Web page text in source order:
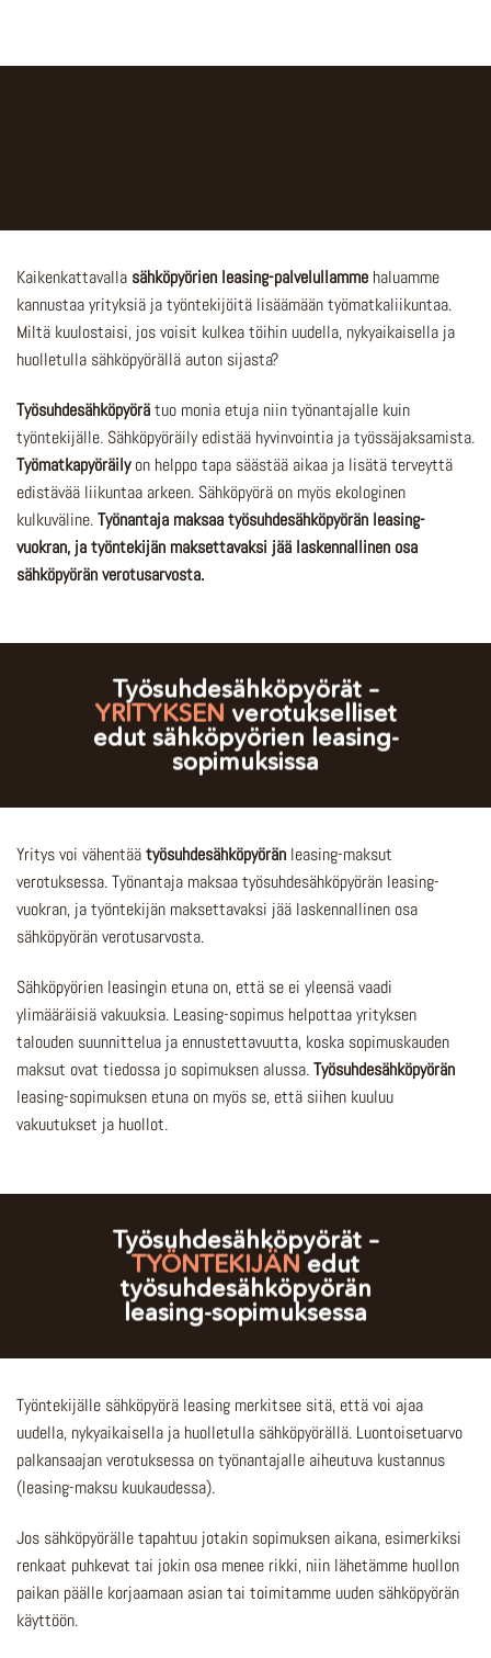
Kaikenkattavalla sähköpyörien leasing-palvelullamme haluamme
kannustaa yrityksiä ja työntekijöitä lisäämään työmatkaliikuntaa.
Miltä kuulostaisi, jos voisit kulkea töihin uudella, nykyaikaisella ja
huolletulla sähköpyörällä auton sijasta?
Työsuhdesähköpyörätuo monia etuja niin työnantajalle kuin
työntekijälle. Sähköpyöräily edistää hyvinvointia ja työssäjaksamista.
Työmatkapyöräilyon helppo tapa säästää aikaa ja lisätä terveyttä
edistävää liikuntaa arkeen. Sähköpyörä on myös ekologinen
kulkuväline.Työnantaja maksaa työsuhdesähköpyörän leasing-
vuokran, ja työntekijän maksettavaksi jää laskennallinen osa
sähköpyörän verotusarvosta.
Työsuhdesähköpyörät –
YRITYKSEN verotukselliset
edut sähköpyörien leasing-
sopimuksissa
Yritys voi vähentäätyösuhdesähköpyörän leasing-maksut
verotuksessa. Työnantaja maksaa työsuhdesähköpyörän leasing-
vuokran, ja työntekijän maksettavaksi jää laskennallinen osa
sähköpyörän verotusarvosta.
Sähköpyörien leasingin etuna on, että se ei yleensä vaadi
ylimääräisiä vakuuksia. Leasing-sopimus helpottaa yrityksen
talouden suunnittelua ja ennustettavuutta, koska sopimuskauden
maksut ovat tiedossa jo sopimuksen alussa.Työsuhdesähköpyörän
leasing-sopimuksen etuna on myös se, että siihen kuuluu
vakuutukset ja huollot.
Työsuhdesähköpyörät –
TYÖNTEKIJÄNedut
työsuhdesähköpyörän
leasing-sopimuksessa
Työntekijälle sähköpyörä leasing merkitsee sitä, että voi ajaa
uudella, nykyaikaisella ja huolletulla sähköpyörällä. Luontoisetuarvo
palkansaajan verotuksessa on työnantajalle aiheutuva kustannus
(leasing-maksu kuukaudessa).
Jos sähköpyörälle tapahtuu jotakin sopimuksen aikana, esimerkiksi
renkaat puhkevat tai jokin osa menee rikki, niin lähetämme huollon
paikan päälle korjaamaan asian tai toimitamme uuden sähköpyörän
käyttöön.